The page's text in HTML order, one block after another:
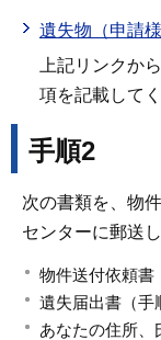
遺失物（申請様
上記リンクか
項を記載してく
手順2
次の書類を、物
センターに郵送
物件送付依頼書
遺失届出書（手
あなたの住所、